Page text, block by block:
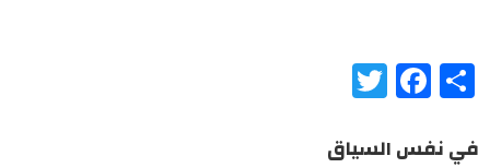
Share
Facebook
في نفس السياق